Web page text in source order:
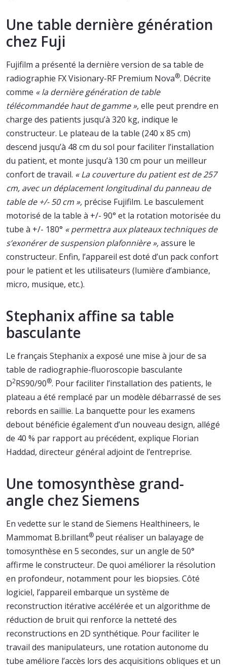
Une table dernière génération
chez Fuji
Fujifilm a présenté la dernière version de sa table de
radiographie FX Visionary-RF Premium Nova®. Décrite
comme « la dernière génération de table
télécommandée haut de gamme »,elle peut prendre en
charge des patients jusqu’à 320 kg, indique le
constructeur. Le plateau de la table (240 x 85 cm)
descend jusqu’à 48 cm du sol pour faciliter l’installation
du patient, et monte jusqu’à 130 cm pour un meilleur
confort de travail. « La couverture du patient est de 257
cm, avec un déplacement longitudinal du panneau de
table de +/- 50 cm », précise Fujifilm. Le basculement
motorisé de la table à +/- 90° et la rotation motorisée du
tube à +/- 180° « permettra aux plateaux techniques de
s’exonérer de suspension plafonnière »,assure le
constructeur. Enfin, l’appareil est doté d’un pack confort
pour le patient et les utilisateurs (lumière d’ambiance,
micro, musique, etc.).
Stephanix affine sa table
basculante
Le français Stephanix a exposé une mise à jour de sa
table de radiographie-fluoroscopie basculante
D2RS90/90®. Pour faciliter l’installation des patients, le
plateau a été remplacé par un modèle débarrassé de ses
rebords en saillie. La banquette pour les examens
debout bénéficie également d’un nouveau design, allégé
de 40 % par rapport au précédent, explique Florian
Haddad, directeur général adjoint de l’entreprise.
Une tomosynthèse grand-
angle chez Siemens
En vedette sur le stand de Siemens Healthineers, le
Mammomat B.brillant® peut réaliser un balayage de
tomosynthèse en 5 secondes, sur un angle de 50°
affirme le constructeur. De quoi améliorer la résolution
en profondeur, notamment pour les biopsies. Côté
logiciel, l’appareil embarque un système de
reconstruction itérative accélérée et un algorithme de
réduction de bruit qui renforce la netteté des
reconstructions en 2D synthétique. Pour faciliter le
travail des manipulateurs, une rotation autonome du
tube améliore l’accès lors des acquisitions obliques et un